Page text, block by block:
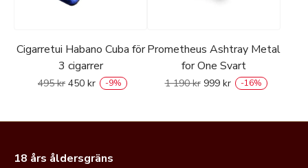
Cigarretui Habano Cuba för
3 cigarrer
495kr 450 kr -9%
Prometheus Ashtray Metal
for One Svart
1 190kr 999 kr -16%
18 års åldersgräns